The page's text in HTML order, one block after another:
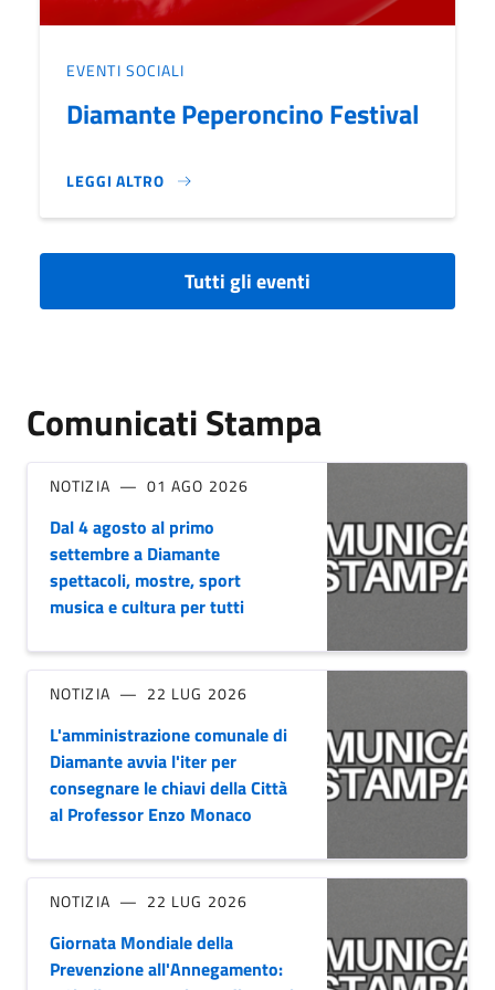
EVENTI SOCIALI
Diamante Peperoncino Festival
LEGGI ALTRO
DIAMANTE PEPERONCINO FESTIVAL}
Tutti gli eventi
Comunicati Stampa
NOTIZIA 01 AGO 2026
Dal 4 agosto al primo
settembre a Diamante
spettacoli, mostre, sport
musica e cultura per tutti
NOTIZIA 22 LUG 2026
L'amministrazione comunale di
Diamante avvia l'iter per
consegnare le chiavi della Città
al Professor Enzo Monaco
NOTIZIA 22 LUG 2026
Giornata Mondiale della
Prevenzione all'Annegamento: